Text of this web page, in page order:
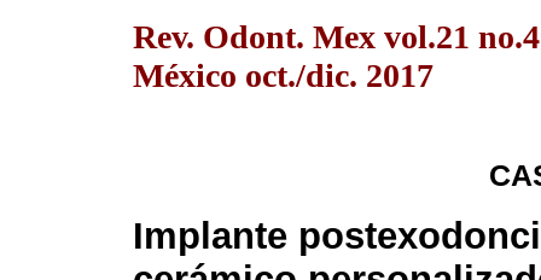
Rev. Odont. Mex vol.21
México oct./dic. 2017
Implante